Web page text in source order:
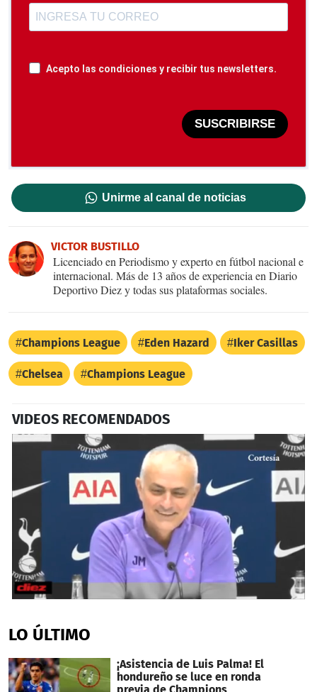
Acepto las condiciones y recibir tus newsletters.
SUSCRIBIRSE
Unirme al canal de noticias
VICTOR BUSTILLO
Licenciado en Periodismo y experto en fútbol nacional e
internacional. Más de 13 años de experiencia en Diario
Deportivo Diez y todas sus plataformas sociales.
Champions League Eden Hazard Iker Casillas
Chelsea Champions League
VIDEOS RECOMENDADOS
of
2
25
seconds
LO ÚLTIMO
¡Asistencia de Luis Palma! El
hondureño se luce en ronda
previa de Champions